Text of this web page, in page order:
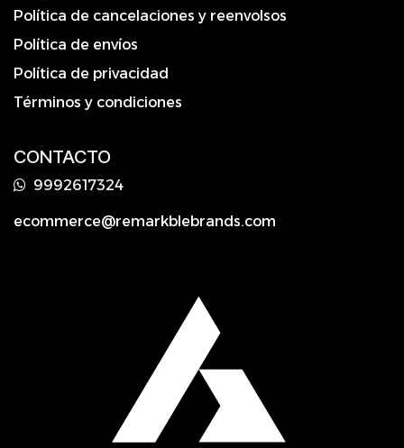
Política de cancelaciones y reenvolsos
Política de envíos
Política de privacidad
Términos y condiciones
CONTACTO
9992617324
ecommerce@remarkblebrands.com